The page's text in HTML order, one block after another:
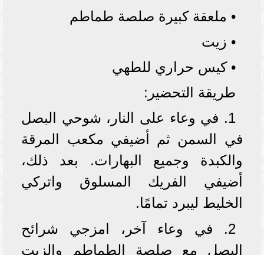
• ملعقة كبيرة صلصة طماطم
• زيت
• كيس حراري للطهي
طريقة التحضير:
1. في وعاء على النار، شوحي البصل
في السمن ثم أضيفي مكعب المرقة
والكبدة وجميع البهارات. بعد ذلك،
أضيفي الفريك المسلوق واتركي
الخليط ليبرد تمامًا.
2. في وعاء آخر، امزجي شرائح
البصل مع صلصة الطماطم والزيت